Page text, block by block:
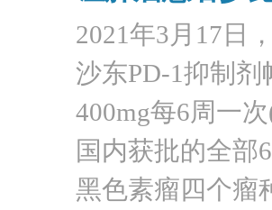
2021年3月17日
沙东PD-1抑制
400mg每6周一
国内获批的全部
黑色素瘤四个瘤